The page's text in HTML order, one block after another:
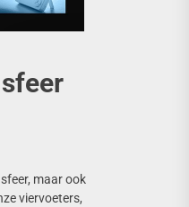
maar ook
viervoeters,